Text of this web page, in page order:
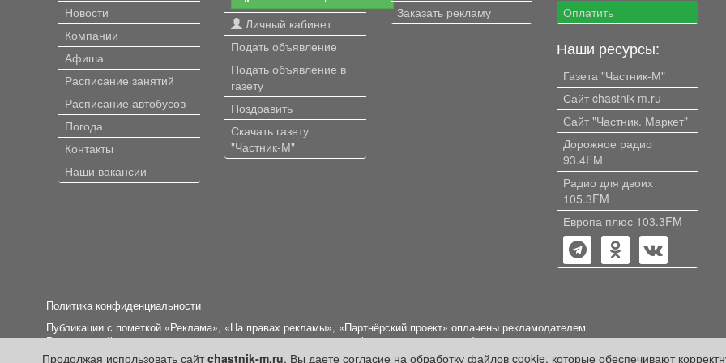
Продолжая использовать сайтchastnik-m.ru, Вы даете согласие на обработку файлов cookie, которые обеспечивают
Новости
Компании
Афиша
Расписание занятий
Расписание автобусов
Погода
Контакты
Наши вакансии
Личный кабинет
Подать объявление
Подать объявление в
газету
Поздравить
Скачать газету
"Частник-М"
Заказать рекламу
Оплатить
Наши ресурсы:
Газета "Частник-М"
Сайт chastnik-m.ru
Сайт "Частник. Маркет"
Дорожное радио
93.4FM
Радио для двоих
105.3FM
Европа плюс 103.3FM
Политика конфиденциальности
Публикации с пометкой «Реклама», «На правах рекламы», «Партнёрский проект» оплачены рекламодателем.
Редакция сайта не несет ответственности за достоверность информации, содержащейся в рекламных материалах и объявлениях.